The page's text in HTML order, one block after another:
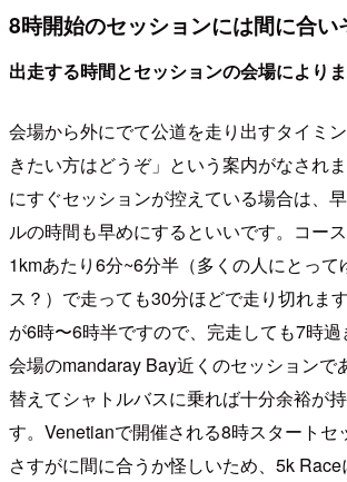
8時開始のセッションには間に合い
出走する時間とセッションの会場によりま
会場から外にでて公道を走り出すタイミ
きたい方はどうぞ」という案内がなされ
にすぐセッションが控えている場合は、
ルの時間も早めにするといいです。コース
1kmあたり6分~6分半（多くの人にとって
ス？）で走っても30分ほどで走り切れま
が6時〜6時半ですので、完走しても7時
会場のmandaray Bay近くのセッションで
替えてシャトルバスに乗れば十分余裕が
す。Venetianで開催される8時スタートセ
さすがに間に合うか怪しいため、5k